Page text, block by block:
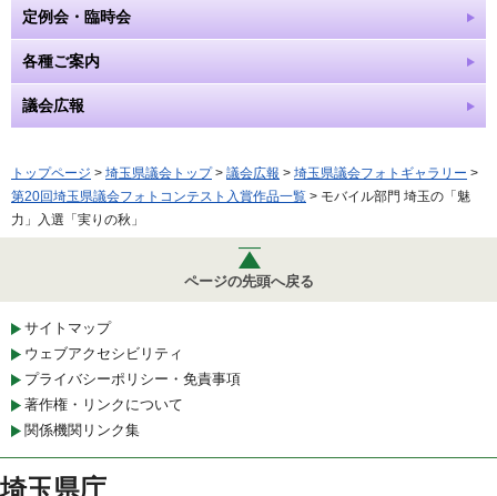
定例会・臨時会
各種ご案内
議会広報
トップページ > 埼玉県議会トップ> 議会広報 > 埼玉県議会フォトギャラリー >
第20回埼玉県議会フォトコンテスト入賞作品一覧 > モバイル部門 埼玉の「魅
力」入選「実りの秋」
ページの先頭へ戻る
サイトマップ
ウェブアクセシビリティ
プライバシーポリシー・免責事項
著作権・リンクについて
関係機関リンク集
埼玉県庁